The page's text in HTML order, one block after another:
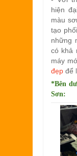
hiện
màu
tạo
những
có khả
máy
đẹp để
*Bên
Sơn: